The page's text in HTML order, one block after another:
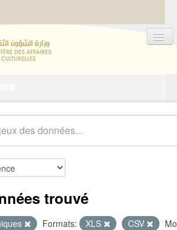
trouvé
Formats: XLS CSV